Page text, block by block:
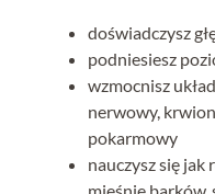
doświadczysz
podniesiesz
wzmocnisz
nerwowy,
pokarmowy
nauczysz się jak